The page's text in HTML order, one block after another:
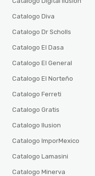
Catalogo Diva
Catalogo Dr Scholls
Catalogo El Dasa
Catalogo El General
Catalogo El Norteño
Catalogo Ferreti
Catalogo Gratis
Catalogo Ilusion
Catalogo ImporMexico
Catalogo Lamasini
Catalogo Minerva